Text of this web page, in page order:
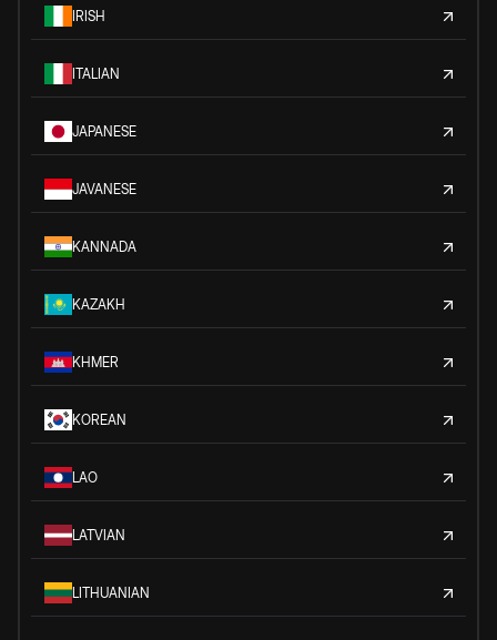
IRISH
ITALIAN
JAPANESE
JAVANESE
KANNADA
KAZAKH
KHMER
KOREAN
LAO
LATVIAN
LITHUANIAN